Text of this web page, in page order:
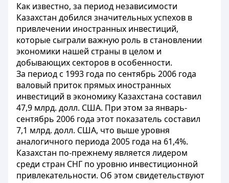
Как известно, за период независимости
Казахстан добился значительных успехов в
привлечении иностранных инвестиций,
которые сыграли важную роль в становлении
экономики нашей страны в целом и
добывающих секторов в особенности.
За период с 1993 года по сентябрь 2006 года
валовый приток прямых иностранных
инвестиций в экономику Казахстана составил
47,9 млрд. долл. США. При этом за январь-
сентябрь 2006 года этот показатель составил
7,1 млрд. долл. США, что выше уровня
аналогичного периода 2005 года на 61,4%.
Казахстан по-прежнему является лидером
среди стран СНГ по уровню инвестиционной
привлекательности. Об этом свидетельствуют